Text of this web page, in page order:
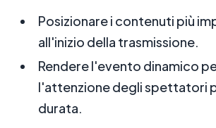
Posizionare i contenuti più
all'inizio della trasmissione.
Rendere l'evento dinamico
l'attenzione degli spettatori
durata.